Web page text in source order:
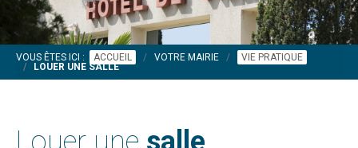
VOUS ÊTES ICI : ACCUEIL VOTRE MAIRIE
VIE PRATIQUE
LOUER UNE SALLE